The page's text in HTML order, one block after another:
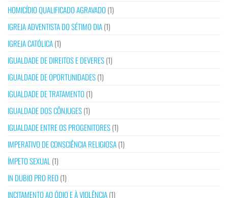
HOMICÍDIO QUALIFICADO AGRAVADO (1)
IGREJA ADVENTISTA DO SÉTIMO DIA(1)
IGREJA CATÓLICA(1)
IGUALDADE DE DIREITOS E DEVERES(1)
IGUALDADE DE OPORTUNIDADES(1)
IGUALDADE DE TRATAMENTO (1)
IGUALDADE DOS CÔNJUGES(1)
IGUALDADE ENTRE OS PROGENITORES(1)
IMPERATIVO DE CONSCIÊNCIA RELIGIOSA(1)
ÍMPETO SEXUAL (1)
IN DUBIO PRO REO (1)
INCITAMENTO AO ÓDIO E À VIOLÊNCIA(1)